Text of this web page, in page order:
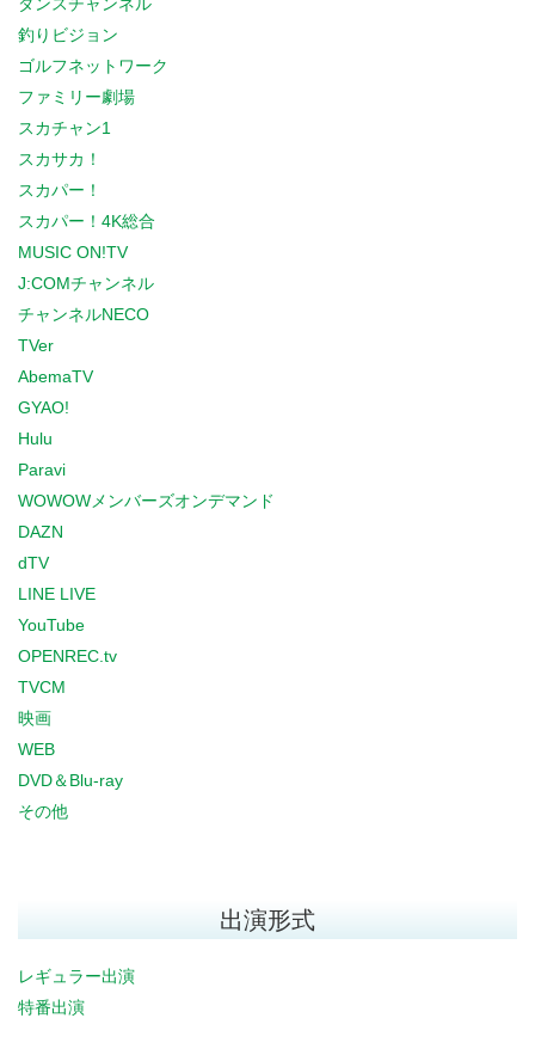
釣りビジョン
ゴルフネットワーク
ファミリー劇場
スカチャン1
スカサカ！
スカパー！
スカパー！4K総合
MUSIC ON!TV
J:COMチャンネル
チャンネルNECO
TVer
AbemaTV
GYAO!
Hulu
Paravi
WOWOWメンバーズオンデマンド
DAZN
dTV
LINE LIVE
YouTube
OPENREC.tv
TVCM
映画
WEB
DVD＆Blu-ray
その他
出演形式
レギュラー出演
特番出演